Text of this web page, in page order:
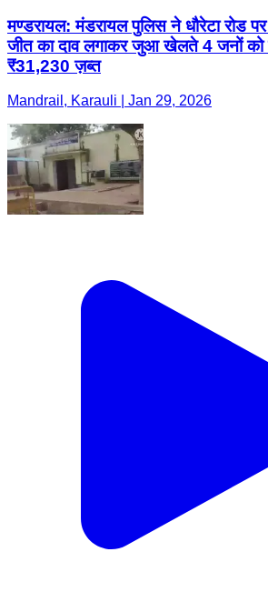
मण्डरायल: मंडरायल पुलिस ने धौरेटा रोड
जीत का दाव लगाकर जुआ खेलते 4 जनों को
₹31,230 ज़ब्त
Mandrail, Karauli | Jan 29, 2026